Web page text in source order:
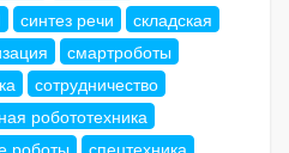
синтез речи
складская
смартроботы
сотрудничество
робототехника
роботы
спецтехника